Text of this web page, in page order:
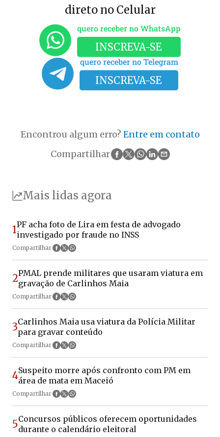
direto no Celular
quero receber no WhatsApp
INSCREVA-SE
quero receber no Telegram
INSCREVA-SE
Encontrou algum erro? Entre em contato
Compartilhar
Mais lidas agora
1PF acha foto de Lira em festa de advogado
investigado por fraude no INSS
Compartilhar
2PMAL prende militares que usaram viatura em
gravação de Carlinhos Maia
Compartilhar
3Carlinhos Maia usa viatura da Polícia Militar
para gravar conteúdo
Compartilhar
4Suspeito morre após confronto com PM em
área de mata em Maceió
Compartilhar
5Concursos públicos oferecem oportunidades
durante o calendário eleitoral